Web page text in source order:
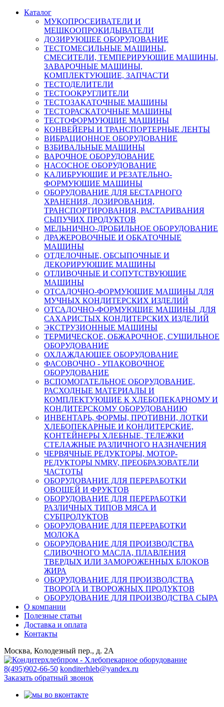
Каталог
МУКОПРОСЕИВАТЕЛИ И
МЕШКООПРОКИДЫВАТЕЛИ
ДОЗИРУЮЩЕЕ ОБОРУДОВАНИЕ
ТЕСТОМЕСИЛЬНЫЕ МАШИНЫ,
СМЕСИТЕЛИ, ТЕМПЕРИРУЮЩИЕ МАШИНЫ,
ЗАВАРОЧНЫЕ МАШИНЫ,
КОМПЛЕКТУЮЩИЕ, ЗАПЧАСТИ
ТЕСТОДЕЛИТЕЛИ
ТЕСТООКРУГЛИТЕЛИ
ТЕСТОЗАКАТОЧНЫЕ МАШИНЫ
ТЕСТОРАСКАТОЧНЫЕ МАШИНЫ
ТЕСТОФОРМУЮЩИЕ МАШИНЫ
КОНВЕЙЕРЫ И ТРАНСПОРТЕРНЫЕ ЛЕНТЫ
ВИБРАЦИОННОЕ ОБОРУДОВАНИЕ
ВЗБИВАЛЬНЫЕ МАШИНЫ
ВАРОЧНОЕ ОБОРУДОВАНИЕ
НАСОСНОЕ ОБОРУДОВАНИЕ
КАЛИБРУЮЩИЕ И РЕЗАТЕЛЬНО-
ФОРМУЮЩИЕ МАШИНЫ
ОБОРУДОВАНИЕ ДЛЯ БЕСТАРНОГО
ХРАНЕНИЯ, ДОЗИРОВАНИЯ,
ТРАНСПОРТИРОВАНИЯ, РАСТАРИВАНИЯ
СЫПУЧИХ ПРОДУКТОВ
МЕЛЬНИЧНО-ДРОБИЛЬНОЕ ОБОРУДОВАНИЕ
ДРАЖЕРОВОЧНЫЕ И ОБКАТОЧНЫЕ
МАШИНЫ
ОТДЕЛОЧНЫЕ, ОБСЫПОЧНЫЕ И
ДЕКОРИРУЮЩИЕ МАШИНЫ
ОТЛИВОЧНЫЕ И СОПУТСТВУЮЩИЕ
МАШИНЫ
ОТСАДОЧНО-ФОРМУЮЩИЕ МАШИНЫ ДЛЯ
МУЧНЫХ КОНДИТЕРСКИХ ИЗДЕЛИЙ
ОТСАДОЧНО-ФОРМУЮЩИЕ МАШИНЫ ДЛЯ
САХАРИСТЫХ КОНДИТЕРСКИХ ИЗДЕЛИЙ
ЭКСТРУЗИОННЫЕ МАШИНЫ
ТЕРМИЧЕСКОЕ, ОБЖАРОЧНОЕ, СУШИЛЬНОЕ
ОБОРУДОВАНИЕ
ОХЛАЖДАЮЩЕЕ ОБОРУДОВАНИЕ
ФАСОВОЧНО - УПАКОВОЧНОЕ
ОБОРУДОВАНИЕ
ВСПОМОГАТЕЛЬНОЕ ОБОРУДОВАНИЕ,
РАСХОДНЫЕ МАТЕРИАЛЫ И
КОМПЛЕКТУЮЩИЕ К ХЛЕБОПЕКАРНОМУ И
КОНДИТЕРСКОМУ ОБОРУДОВАНИЮ
ИНВЕНТАРЬ, ФОРМЫ, ПРОТИВНИ, ЛОТКИ
ХЛЕБОПЕКАРНЫЕ И КОНДИТЕРСКИЕ,
КОНТЕЙНЕРЫ ХЛЕБНЫЕ, ТЕЛЕЖКИ
СТЕЛАЖНЫЕ РАЗЛИЧНОГО НАЗНАЧЕНИЯ
ЧЕРВЯЧНЫЕ РЕДУКТОРЫ, МОТОР-
РЕДУКТОРЫ NMRV, ПРЕОБРАЗОВАТЕЛИ
ЧАСТОТЫ
ОБОРУДОВАНИЕ ДЛЯ ПЕРЕРАБОТКИ
ОВОЩЕЙ И ФРУКТОВ
ОБОРУДОВАНИЕ ДЛЯ ПЕРЕРАБОТКИ
РАЗЛИЧНЫХ ТИПОВ МЯСА И
СУБПРОДУКТОВ
ОБОРУДОВАНИЕ ДЛЯ ПЕРЕРАБОТКИ
МОЛОКА
ОБОРУДОВАНИЕ ДЛЯ ПРОИЗВОДСТВА
СЛИВОЧНОГО МАСЛА, ПЛАВЛЕНИЯ
ТВЕРДЫХ ИЛИ ЗАМОРОЖЕННЫХ БЛОКОВ
ЖИРА
ОБОРУДОВАНИЕ ДЛЯ ПРОИЗВОДСТВА
ТВОРОГА И ТВОРОЖНЫХ ПРОДУКТОВ
ОБОРУДОВАНИЕ ДЛЯ ПРОИЗВОДСТВА СЫРА
О компании
Полезные статьи
Доставка и оплата
Контакты
Москва, Колодезный пер., д. 2А
8(495)902-66-50 konditerhleb@yandex.ru
Заказать обратный звонок